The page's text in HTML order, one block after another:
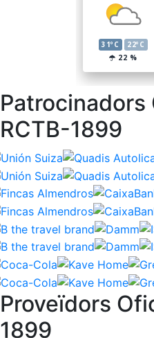
El Godó del
Patrocinadors
RCTB-1899
Proveïdors
1899